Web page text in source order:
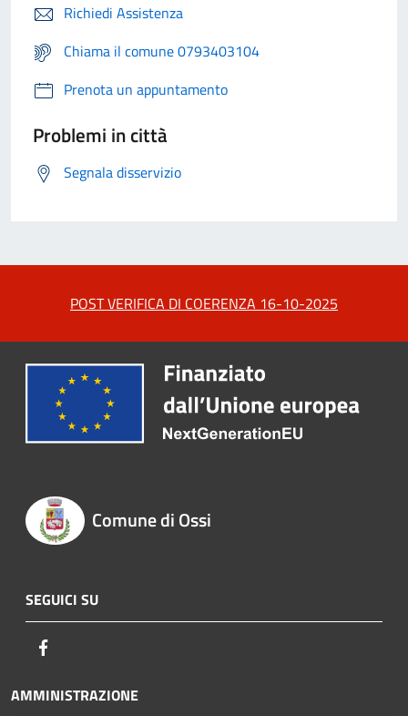
Richiedi Assistenza
Chiama il comune 0793403104
Prenota un appuntamento
Problemi in città
Segnala disservizio
POST VERIFICA DI COERENZA 16-10-2025
Comune di Ossi
SEGUICI SU
AMMINISTRAZIONE